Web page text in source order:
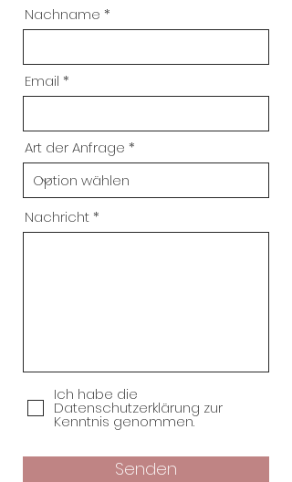
Nachname
Email
Art der Anfrage
Nachricht
Ich habe die
Datenschutzerklärung zur
Kenntnis genommen.
Senden